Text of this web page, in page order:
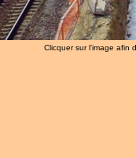
Clicquer sur l'image afin